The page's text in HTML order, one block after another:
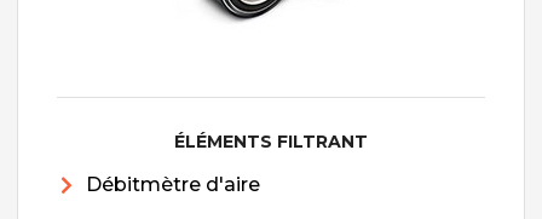
ÉLÉMENTS FILTRANT
Débitmètre d'aire